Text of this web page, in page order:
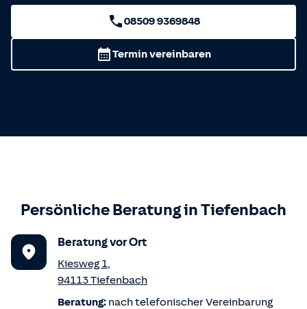
08509 9369848
Termin vereinbaren
Persönliche Beratung inTiefenbach
Beratung vor Ort
Kiesweg 1,
94113Tiefenbach
Beratung: nach telefonischer Vereinbarung